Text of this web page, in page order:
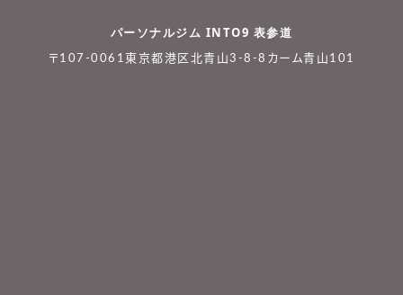
パーソナルジム INTO9 表参道
〒107-0061東京都港区北青山3-8-8カーム青山101